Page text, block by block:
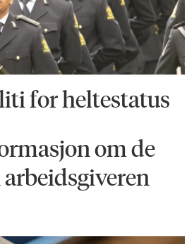
for heltestatus
om de